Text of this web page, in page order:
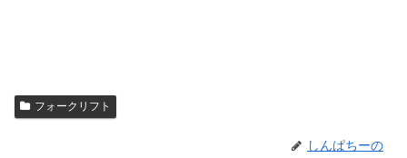
フォークリフト
しんぱちーの